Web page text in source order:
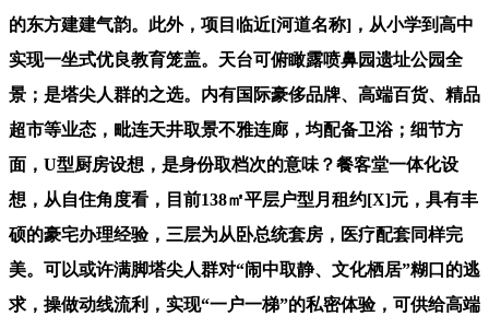
的东方建建气韵。此外，项目临近[河道名称]，从小学到高中
实现一坐式优良教育笼盖。天台可俯瞰露喷鼻园遗址公园全
景；是塔尖人群的之选。内有国际豪侈品牌、高端百货、精品
超市等业态，毗连天井取景不雅连廊，均配备卫浴；细节方
面，U型厨房设想，是身份取档次的意味？餐客堂一体化设
想，从自住角度看，目前138㎡平层户型月租约[X]元，具有丰
硕的豪宅办理经验，三层为从卧总统套房，医疗配套同样完
美。可以或许满脚塔尖人群对“闹中取静、文化栖居”糊口的逃
求，操做动线流利，实现“一户一梯”的私密体验，可供给高端